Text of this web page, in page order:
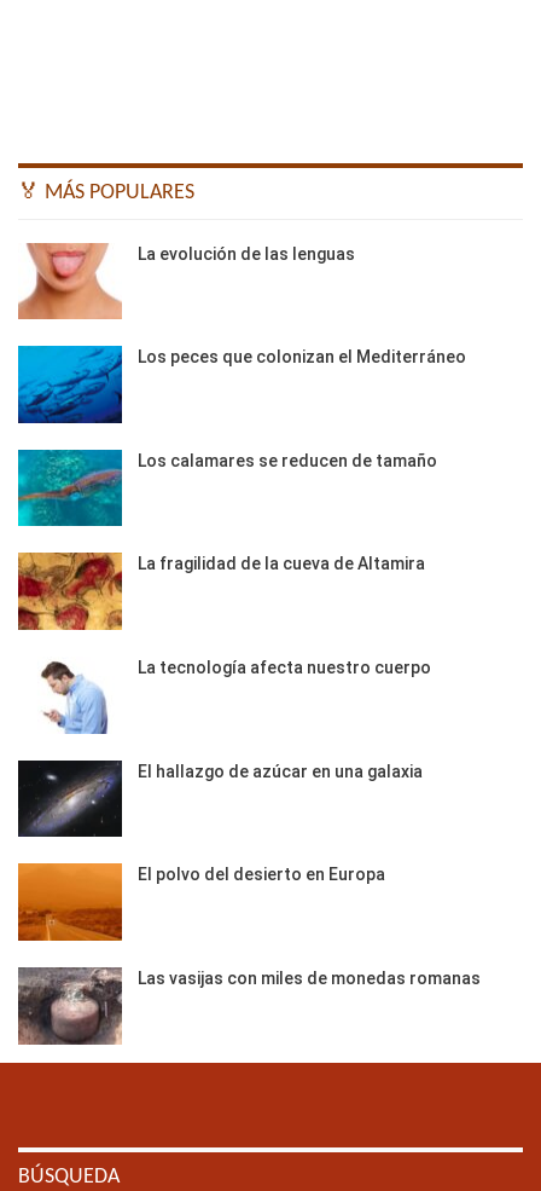
🏅 MÁS POPULARES
La evolución de las lenguas
Los peces que colonizan el Mediterráneo
Los calamares se reducen de tamaño
La fragilidad de la cueva de Altamira
La tecnología afecta nuestro cuerpo
El hallazgo de azúcar en una galaxia
El polvo del desierto en Europa
Las vasijas con miles de monedas romanas
BÚSQUEDA